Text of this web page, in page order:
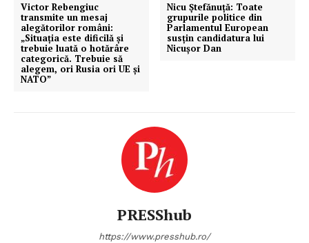
Victor Rebengiuc
transmite un mesaj
alegătorilor români:
„Situația este dificilă și
trebuie luată o hotărâre
categorică. Trebuie să
alegem, ori Rusia ori UE și
NATO”
Nicu Ştefănuţă: Toate
grupurile politice din
Parlamentul European
susţin candidatura lui
Nicuşor Dan
PRESShub
https://www.presshub.ro/